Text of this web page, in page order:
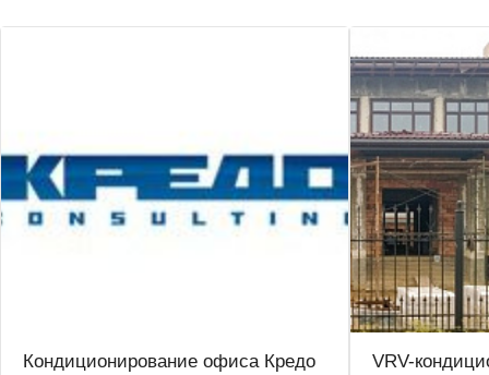
Кондиционирование офиса Кредо
VRV-